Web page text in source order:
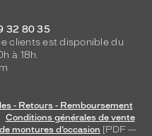
32 80 35
clients est disponible du
à 18h.
- Retours - Remboursement
Conditions générales de vente
montures d’occasion [PDF —